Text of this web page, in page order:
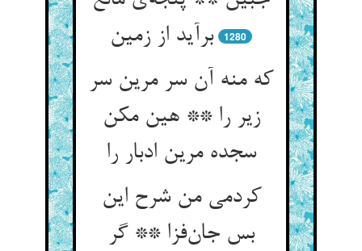
برآید از زمین
1280
که منه آن سر مرین سر
زیر را ** هین مکن
سجده مرین ادبار را
کردمی من شرح این
بس جان‌فزا ** گر